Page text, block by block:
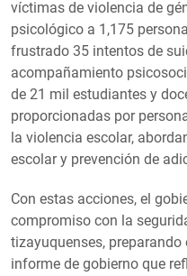
víctimas de violencia de
psicológico a 1,175
frustrado 35 intentos de
acompañamiento
de 21 mil estudiantes y
proporcionadas por
la violencia escolar,
escolar y prevención de
Con estas acciones, el
compromiso con la
tizayuquenses,
informe de gobierno que